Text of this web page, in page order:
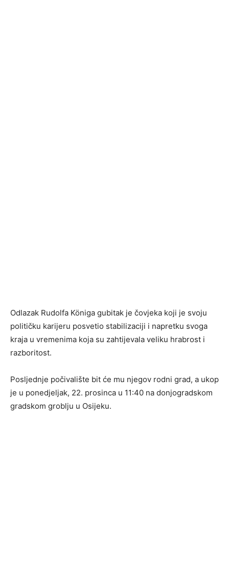
Odlazak Rudolfa Königa gubitak je čovjeka koji je svoju
političku karijeru posvetio stabilizaciji i napretku svoga
kraja u vremenima koja su zahtijevala veliku hrabrost i
razboritost.
Posljednje počivalište bit će mu njegov rodni grad, a ukop
je u ponedjeljak, 22. prosinca u 11:40 na donjogradskom
gradskom groblju u Osijeku.